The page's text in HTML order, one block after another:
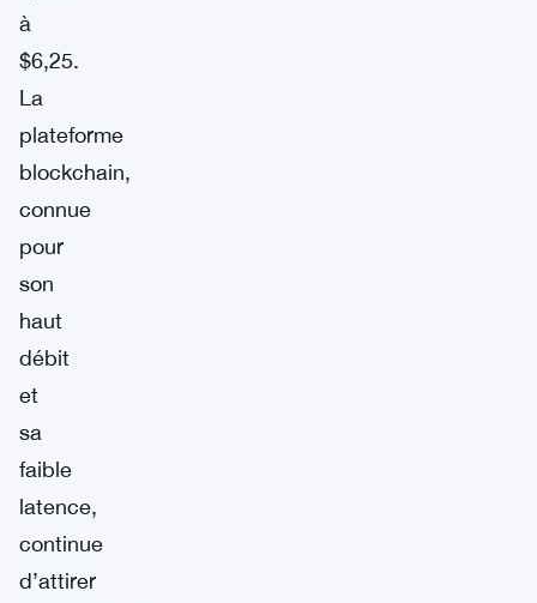
à
$6,25.
La
plateforme
blockchain,
connue
pour
son
haut
débit
et
sa
faible
latence,
continue
d’attirer